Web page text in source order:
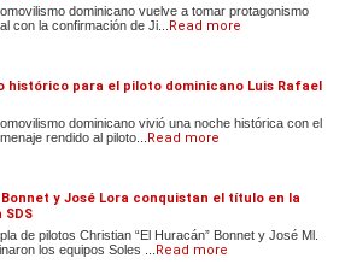
dominicano vuelve a tomar protagonismo
con la confirmación de Ji...
Read more
histórico para el piloto dominicano Luis Rafael
dominicano vivió una noche histórica con el
rendido al piloto...
Read more
y José Lora conquistan el título en la
de pilotos Christian “El Huracán” Bonnet y José Ml.
los equipos Soles ...
Read more